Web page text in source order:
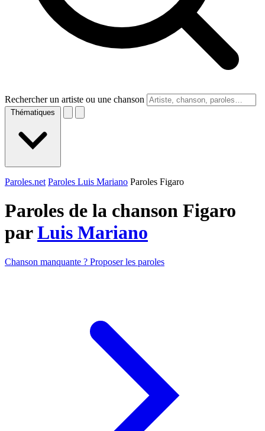
Rechercher un artiste ou une chanson
Thématiques
Paroles.net Paroles Luis Mariano Paroles Figaro
Paroles de la chanson Figaro
parLuis Mariano
Chanson manquante ? Proposer les paroles